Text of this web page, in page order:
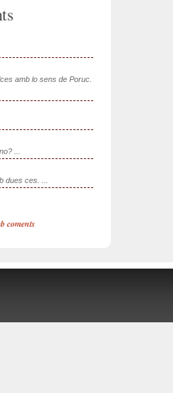
amb lo sens de Poruc.
...
dues ces. ...
coments